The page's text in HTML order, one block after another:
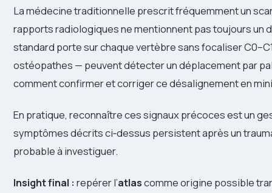
La médecine traditionnelle prescrit fréquemment un
rapports radiologiques ne mentionnent pas toujours un
standard porte sur chaque vertèbre sans focaliser
ostéopathes — peuvent détecter un déplacement par
comment confirmer et corriger ce désalignement en
En pratique, reconnaître ces signaux précoces est un
symptômes décrits ci‑dessus persistent après un
probable à investiguer.
Insight final : repérer l’atlascomme origine possible